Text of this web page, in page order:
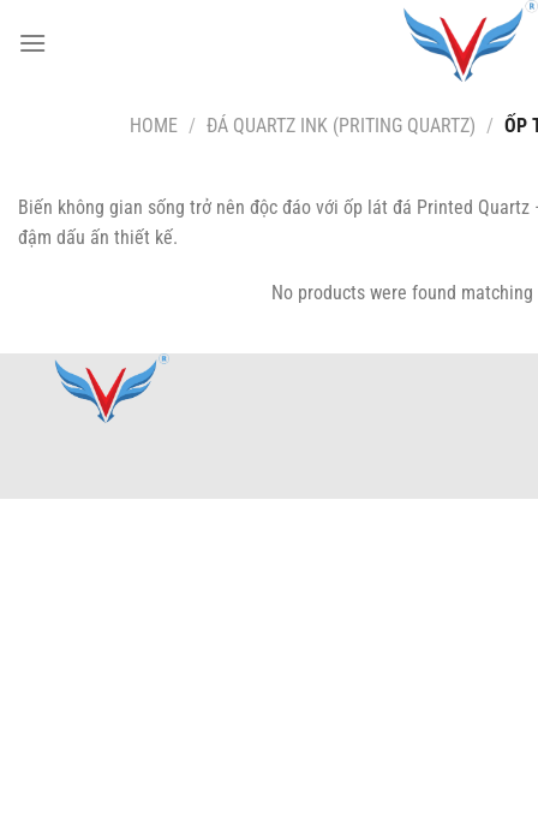
đến
HOME / ĐÁ QUARTZ INK (PRITING QUARTZ) / ỐP
Biến không gian sống trở nên độc đáo với ốp lát đá Printed
đậm dấu ấn thiết kế.
No products were found